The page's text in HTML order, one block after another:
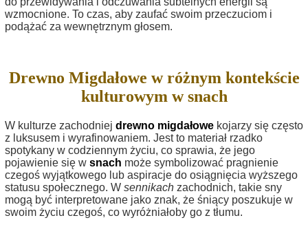
wzmocnione. To czas, aby zaufać swoim przeczuciom i
podążać za wewnętrznym głosem.
Drewno Migdałowe w różnym kontekście
kulturowym w snach
W kulturze zachodniej drewno migdałowe kojarzy się często
z luksusem i wyrafinowaniem. Jest to materiał rzadko
spotykany w codziennym życiu, co sprawia, że jego
pojawienie się w snach może symbolizować pragnienie
czegoś wyjątkowego lub aspiracje do osiągnięcia wyższego
statusu społecznego. W sennikach zachodnich, takie sny
mogą być interpretowane jako znak, że śniący poszukuje w
swoim życiu czegoś, co wyróżniałoby go z tłumu.